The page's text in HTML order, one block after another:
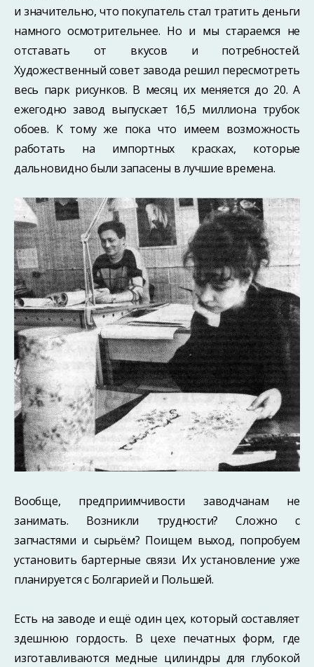
и значительно, что покупатель стал тратить деньги
намного осмотрительнее. Но и мы стараемся не
отставать от вкусов и потребностей.
Художественный совет завода решил пересмотреть
весь парк рисунков. В месяц их меняется до 20. А
ежегодно завод выпускает 16,5 миллиона трубок
обоев. К тому же пока что имеем возможность
работать на импортных красках, которые
дальновидно были запасены в лучшие времена.
Вообще, предприимчивости заводчанам не
занимать. Возникли трудности? Сложно с
запчастями и сырьём? Поищем выход, попробуем
установить бартерные связи. Их установление уже
планируется с Болгарией и Польшей.
Есть на заводе и ещё один цех, который составляет
здешнюю гордость. В цехе печатных форм, где
изготавливаются медные цилиндры для глубокой